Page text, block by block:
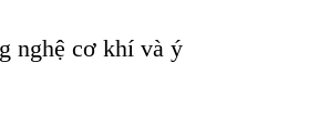
nghệ cơ khí và ý